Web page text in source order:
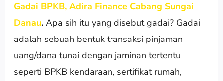
Gadai BPKB, Adira Finance Cabang Sungai
Danau. Apa sih itu yang disebut gadai? Gadai
adalah sebuah bentuk transaksi pinjaman
uang/dana tunai dengan jaminan tertentu
seperti BPKB kendaraan, sertifikat rumah,